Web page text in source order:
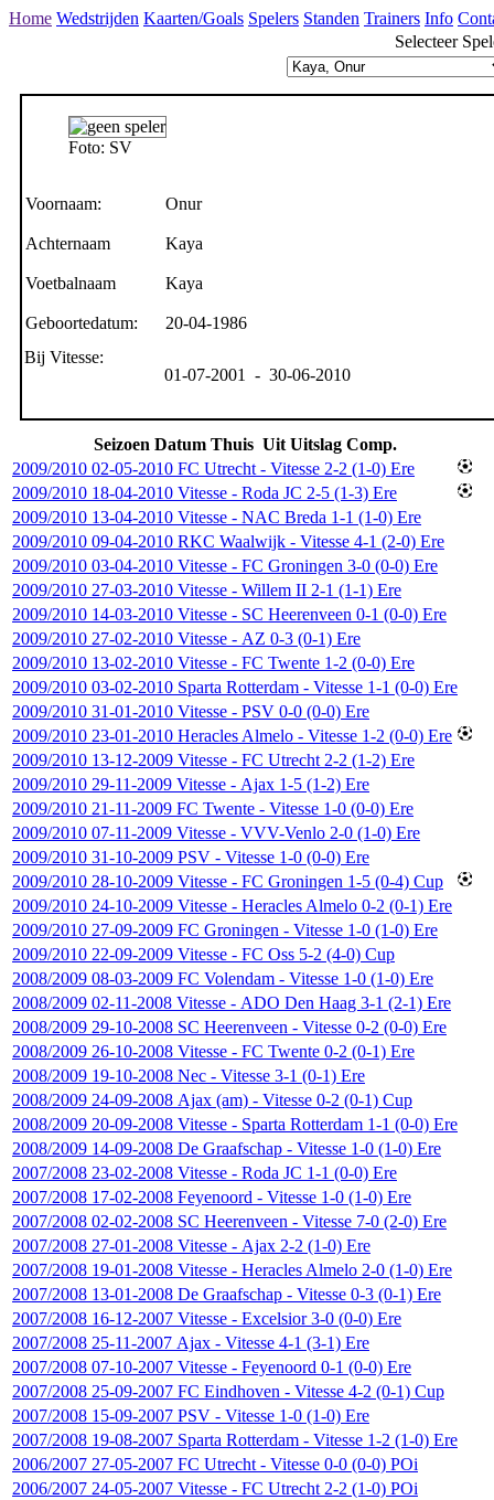
Home Wedstrijden Kaarten/Goals Spelers Standen Trainers Info
Selecteer
Foto: SV
Voornaam: Onur
Achternaam Kaya
Voetbalnaam Kaya
Geboortedatum:
20-04-1986
Bij Vitesse:
01-07-2001 - 30-06-2010
Seizoen Datum Thuis Uit Uitslag Comp.
2009/2010 02-05-2010 FC Utrecht - Vitesse 2-2 (1-0) Ere
2009/2010 18-04-2010 Vitesse - Roda JC 2-5 (1-3) Ere
2009/2010 13-04-2010 Vitesse - NAC Breda 1-1 (1-0) Ere
2009/2010 09-04-2010 RKC Waalwijk - Vitesse 4-1 (2-0) Ere
2009/2010 03-04-2010 Vitesse - FC Groningen 3-0 (0-0) Ere
2009/2010 27-03-2010 Vitesse - Willem II 2-1 (1-1) Ere
2009/2010 14-03-2010 Vitesse - SC Heerenveen 0-1 (0-0) Ere
2009/2010 27-02-2010 Vitesse - AZ 0-3 (0-1) Ere
2009/2010 13-02-2010 Vitesse - FC Twente 1-2 (0-0) Ere
2009/2010 03-02-2010 Sparta Rotterdam - Vitesse 1-1 (0-0) Ere
2009/2010 31-01-2010 Vitesse - PSV 0-0 (0-0) Ere
2009/2010 23-01-2010 Heracles Almelo - Vitesse 1-2 (0-0) Ere
2009/2010 13-12-2009 Vitesse - FC Utrecht 2-2 (1-2) Ere
2009/2010 29-11-2009 Vitesse - Ajax 1-5 (1-2) Ere
2009/2010 21-11-2009 FC Twente - Vitesse 1-0 (0-0) Ere
2009/2010 07-11-2009 Vitesse - VVV-Venlo 2-0 (1-0) Ere
2009/2010 31-10-2009 PSV - Vitesse 1-0 (0-0) Ere
2009/2010 28-10-2009 Vitesse - FC Groningen 1-5 (0-4) Cup
2009/2010 24-10-2009 Vitesse - Heracles Almelo 0-2 (0-1) Ere
2009/2010 27-09-2009 FC Groningen - Vitesse 1-0 (1-0) Ere
2009/2010 22-09-2009 Vitesse - FC Oss 5-2 (4-0) Cup
2008/2009 08-03-2009 FC Volendam - Vitesse 1-0 (1-0) Ere
2008/2009 02-11-2008 Vitesse - ADO Den Haag 3-1 (2-1) Ere
2008/2009 29-10-2008 SC Heerenveen - Vitesse 0-2 (0-0) Ere
2008/2009 26-10-2008 Vitesse - FC Twente 0-2 (0-1) Ere
2008/2009 19-10-2008 Nec - Vitesse 3-1 (0-1) Ere
2008/2009 24-09-2008 Ajax (am) - Vitesse 0-2 (0-1) Cup
2008/2009 20-09-2008 Vitesse - Sparta Rotterdam 1-1 (0-0) Ere
2008/2009 14-09-2008 De Graafschap - Vitesse 1-0 (1-0) Ere
2007/2008 23-02-2008 Vitesse - Roda JC 1-1 (0-0) Ere
2007/2008 17-02-2008 Feyenoord - Vitesse 1-0 (1-0) Ere
2007/2008 02-02-2008 SC Heerenveen - Vitesse 7-0 (2-0) Ere
2007/2008 27-01-2008 Vitesse - Ajax 2-2 (1-0) Ere
2007/2008 19-01-2008 Vitesse - Heracles Almelo 2-0 (1-0) Ere
2007/2008 13-01-2008 De Graafschap - Vitesse 0-3 (0-1) Ere
2007/2008 16-12-2007 Vitesse - Excelsior3-0 (0-0) Ere
2007/2008 25-11-2007 Ajax - Vitesse 4-1 (3-1) Ere
2007/2008 07-10-2007 Vitesse - Feyenoord 0-1 (0-0) Ere
2007/2008 25-09-2007 FC Eindhoven - Vitesse 4-2 (0-1) Cup
2007/2008 15-09-2007 PSV - Vitesse 1-0 (1-0) Ere
2007/2008 19-08-2007 Sparta Rotterdam - Vitesse 1-2 (1-0) Ere
2006/2007 27-05-2007 FC Utrecht - Vitesse 0-0 (0-0) POi
2006/2007 24-05-2007 Vitesse - FC Utrecht 2-2 (1-0) POi